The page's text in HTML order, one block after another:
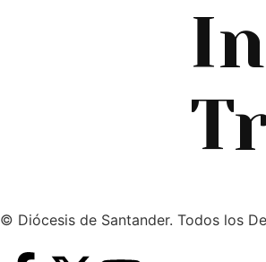
© Diócesis de Santander. Todos los